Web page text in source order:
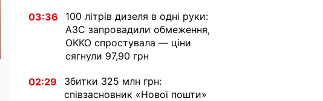
03:36
100 літрів дизеля в одні руки:
АЗС запровадили обмеження,
OKKO спростувала — ціни
сягнули 97,90 грн
02:29
Збитки 325 млн грн:
співзасновник «Нової пошти»